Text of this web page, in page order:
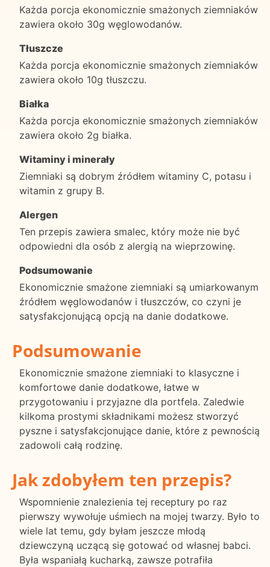
Każda porcja ekonomicznie smażonych ziemniaków
zawiera około 30g węglowodanów.
Tłuszcze
Każda porcja ekonomicznie smażonych ziemniaków
zawiera około 10g tłuszczu.
Białka
Każda porcja ekonomicznie smażonych ziemniaków
zawiera około 2g białka.
Witaminy i minerały
Ziemniaki są dobrym źródłem witaminy C, potasu i
witamin z grupy B.
Alergen
Ten przepis zawiera smalec, który może nie być
odpowiedni dla osób z alergią na wieprzowinę.
Podsumowanie
Ekonomicznie smażone ziemniaki są umiarkowanym
źródłem węglowodanów i tłuszczów, co czyni je
satysfakcjonującą opcją na danie dodatkowe.
Podsumowanie
Ekonomicznie smażone ziemniaki to klasyczne i
komfortowe danie dodatkowe, łatwe w
przygotowaniu i przyjazne dla portfela. Zaledwie
kilkoma prostymi składnikami możesz stworzyć
pyszne i satysfakcjonujące danie, które z pewnością
zadowoli całą rodzinę.
Jak zdobyłem ten przepis?
Wspomnienie znalezienia tej receptury po raz
pierwszy wywołuje uśmiech na mojej twarzy. Było to
wiele lat temu, gdy byłam jeszcze młodą
dziewczyną uczącą się gotować od własnej babci.
Była wspaniałą kucharką, zawsze potrafiła